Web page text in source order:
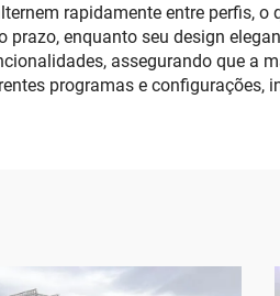
rapidamente entre perfis,
prazo, enquanto seu design
assegurando que a
programas e configurações,